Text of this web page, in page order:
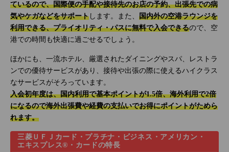
ているので、国際便の手配や接待先のお店の予約、出張先での病
気やケガなどをサポート します。また、 国内外の空港ラウンジを
利用できる、プライオリティ・パスに無料で入会できるので、空
港での時間も快適に過ごせるでしょう。
ほかにも、一流ホテル、厳選されたダイニングやスパ、レストラ
ンでの優待サービスがあり、接待や出張の際に使えるハイクラス
なサービスがそろっています。
入会初年度は、国内利用で基本ポイントが1.5倍、海外利用で2倍
になるので海外出張費や経費の支払いでお得にポイントがためら
れます。
三菱ＵＦＪカード・プラチナ・ビジネス・アメリカン・
エキスプレス®・カードの特長